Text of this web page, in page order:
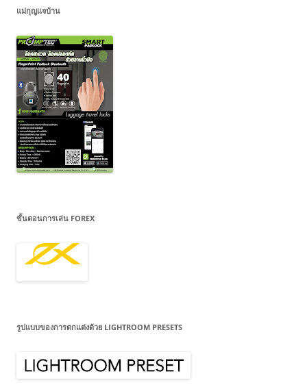
แม่กุญแจบ้าน
ขั้นตอนการเล่น FOREX
รูปแบบของการตกแต่งด้วย LIGHTROOM PRESETS